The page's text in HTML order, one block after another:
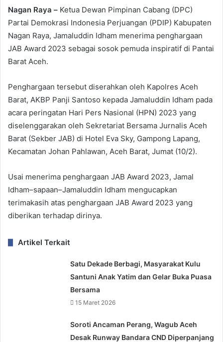
Nagan Raya – Ketua Dewan Pimpinan Cabang (DPC)
Partai Demokrasi Indonesia Perjuangan (PDIP) Kabupaten
Nagan Raya, Jamaluddin Idham menerima penghargaan
JAB Award 2023 sebagai sosok pemuda inspiratif di Pantai
Barat Aceh.
Penghargaan tersebut diserahkan oleh Kapolres Aceh
Barat, AKBP Panji Santoso kepada Jamaluddin Idham pada
acara peringatan Hari Pers Nasional (HPN) 2023 yang
diselenggarakan oleh Sekretariat Bersama Jurnalis Aceh
Barat (Sekber JAB) di Hotel Eva Sky, Gampong Lapang,
Kecamatan Johan Pahlawan, Aceh Barat, Jumat (10/2).
Usai menerima penghargaan JAB Award 2023, Jamal
Idham–sapaan–Jamaluddin Idham mengucapkan
terimakasih atas penghargaan JAB Award 2023 yang
diberikan terhadap dirinya.
Artikel Terkait
Satu Dekade Berbagi, Masyarakat Kulu
Santuni Anak Yatim dan Gelar Buka Puasa
Bersama
15 Maret 2026
Soroti Ancaman Perang, Wagub Aceh
Desak Runway Bandara CND Diperpanjang